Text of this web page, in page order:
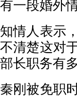
有一段婚外
知情人表示
不清楚这对
部长职务有
秦刚被免职